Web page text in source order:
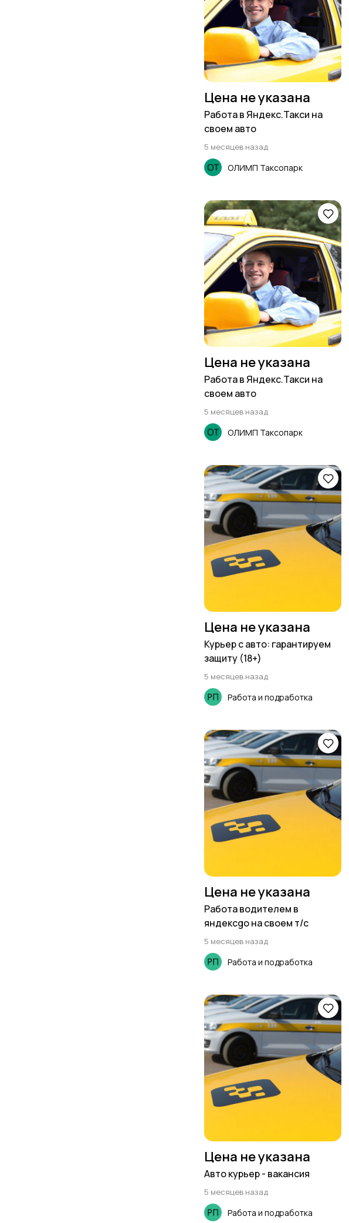
Цена не указана
Работа в Яндекс.Такси на
своем авто
5 месяцев назад
ОЛИМП Таксопарк
Цена не указана
Работа в Яндекс.Такси на
своем авто
5 месяцев назад
ОЛИМП Таксопарк
Цена не указана
Курьер с авто: гарантируем
защиту (18+)
5 месяцев назад
Работа и подработка
Цена не указана
Работа водителем в
яндексgo на своем т/с
5 месяцев назад
Работа и подработка
Цена не указана
Авто курьер - вакансия
5 месяцев назад
Работа и подработка